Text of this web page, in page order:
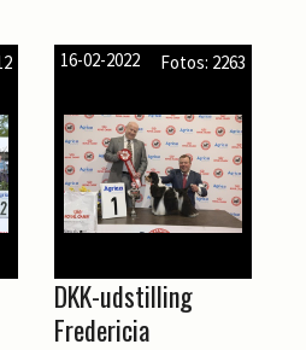
16-02-2022 Fotos: 2263
DKK-udstilling
Fredericia